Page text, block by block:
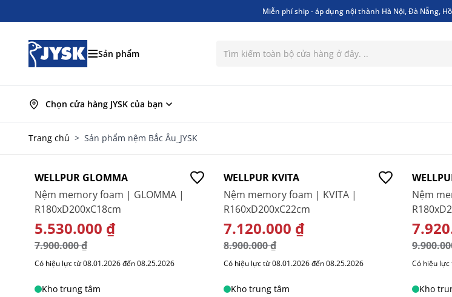
Miễn phí ship - áp dụng nội thành Hà Nội, Đà Nẵng,
Sản phẩm
Chọn cửa hàng JYSK của bạn
Trang chủ > Sản phẩm nệm Bắc Âu_JYSK
-30%
WELLPUR GLOMMA
Nệm memory foam | GLOMMA |
R180xD200xC18cm
GIÁ ĐẶC BIỆT
5.530.000 ₫
7.900.000 ₫
Có hiệu lực từ 08.01.2026 đến 08.25.2026
Kho trung tâm
-20%
WELLPUR KVITA
Nệm memory foam | KVITA |
R160xD200xC22cm
GIÁ ĐẶC BIỆT
7.120.000 ₫
8.900.000 ₫
Có hiệu lực từ 08.01.2026 đến 08.25.2026
Kho trung tâm
-20%
Nệm
GIÁ
Có hiệu lực
Kho